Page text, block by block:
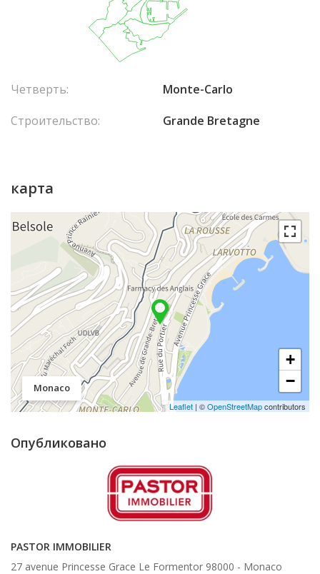
Четверть:
Monte-Carlo
Строительство:
Grande Bretagne
карта
Monaco
+
−
Leaflet | ©OpenStreetMapcontributors
Опубликовано
PASTOR IMMOBILIER
27 avenue Princesse Grace Le Formentor 98000 - Monaco